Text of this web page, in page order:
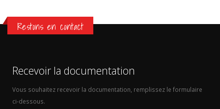
Restons en contact
Recevoir la documentation
Vous souhaitez recevoir la documentation, remplissez le formulaire
ci-dessous.